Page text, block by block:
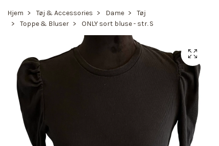
Hjem Tøj & Accessories Dame
Tøj
Toppe & Bluser
ONLY sort bluse - str. S